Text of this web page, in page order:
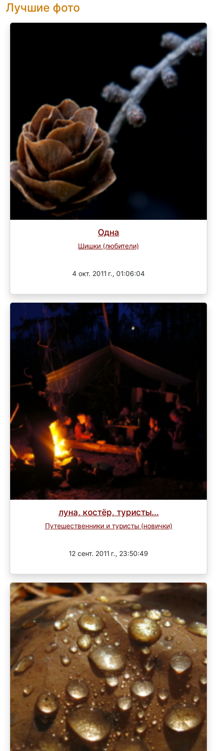
Лучшие фото
Одна
Шишки (любители)
4 окт. 2011 г., 01:06:04
луна, костёр, туристы...
Путешественники и туристы (новички)
12 сент. 2011 г., 23:50:49